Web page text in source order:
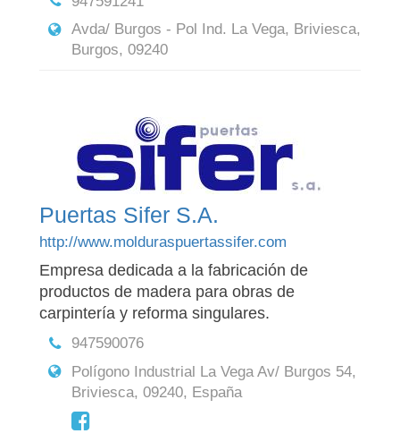
Avda/ Burgos - Pol Ind. La Vega, Briviesca,
Burgos, 09240
Puertas Sifer S.A.
http://www.molduraspuertassifer.com
Empresa dedicada a la fabricación de
productos de madera para obras de
carpintería y reforma singulares.
947590076
Polígono Industrial La Vega Av/ Burgos 54,
Briviesca, 09240, España